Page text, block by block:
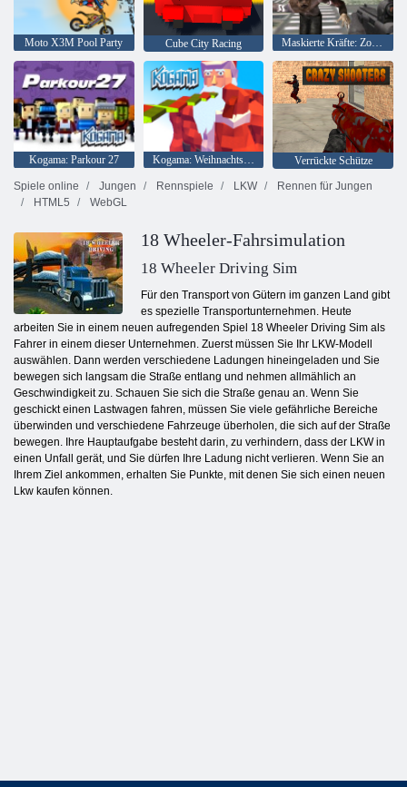
Moto X3M Pool Party Cube City Racing Maskierte Kräfte: Zombie-Überleben
Kogama: Parkour 27 Kogama: Weihnachtsparkour
Verrückte Schütze
Spiele online
Jungen Rennspiele LKW
Rennen für Jungen
HTML5
WebGL
18 Wheeler-Fahrsimulation
18 Wheeler Driving Sim
Für den Transport von Gütern im ganzen Land gibt
es spezielle Transportunternehmen. Heute
arbeiten Sie in einem neuen aufregenden Spiel 18 Wheeler Driving Sim als
Fahrer in einem dieser Unternehmen. Zuerst müssen Sie Ihr LKW-Modell
auswählen. Dann werden verschiedene Ladungen hineingeladen und Sie
bewegen sich langsam die Straße entlang und nehmen allmählich an
Geschwindigkeit zu. Schauen Sie sich die Straße genau an. Wenn Sie
geschickt einen Lastwagen fahren, müssen Sie viele gefährliche Bereiche
überwinden und verschiedene Fahrzeuge überholen, die sich auf der Straße
bewegen. Ihre Hauptaufgabe besteht darin, zu verhindern, dass der LKW in
einen Unfall gerät, und Sie dürfen Ihre Ladung nicht verlieren. Wenn Sie an
Ihrem Ziel ankommen, erhalten Sie Punkte, mit denen Sie sich einen neuen
Lkw kaufen können.